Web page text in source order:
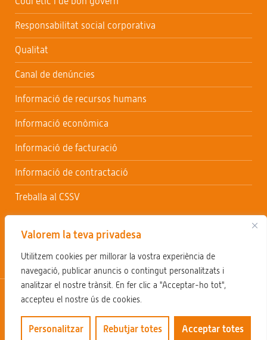
Valorem la teva privadesa
Utilitzem cookies per millorar la vostra experiència de
navegació, publicar anuncis o contingut personalitzats i
analitzar el nostre trànsit. En fer clic a "Acceptar-ho tot",
accepteu el nostre ús de cookies.
Personalitzar Rebutjar totes Acceptar totes
Responsabilitat social corporativa
Qualitat
Canal de denúncies
Informació de recursos humans
Informació econòmica
Informació de facturació
Informació de contractació
Treballa al CSSV
Avís legal Política de privacitat Política de cookies
Sol·licitar accés informació pública